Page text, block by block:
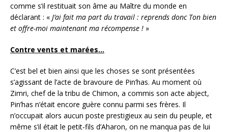
comme s’il restituait son âme au Maître du monde en
déclarant : « J’ai fait ma part du travail : reprends donc Ton bien
et offre-moi maintenant ma récompense ! »
Contre vents et marées…
C’est bel et bien ainsi que les choses se sont présentées
s’agissant de l’acte de bravoure de Pin’has. Au moment où
Zimri, chef de la tribu de Chimon, a commis son acte abject,
Pin’has n’était encore guère connu parmi ses frères. Il
n’occupait alors aucun poste prestigieux au sein du peuple, et
même s’il était le petit-fils d’Aharon, on ne manqua pas de lui